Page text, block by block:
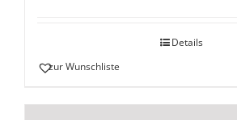
Details
zur Wunschliste